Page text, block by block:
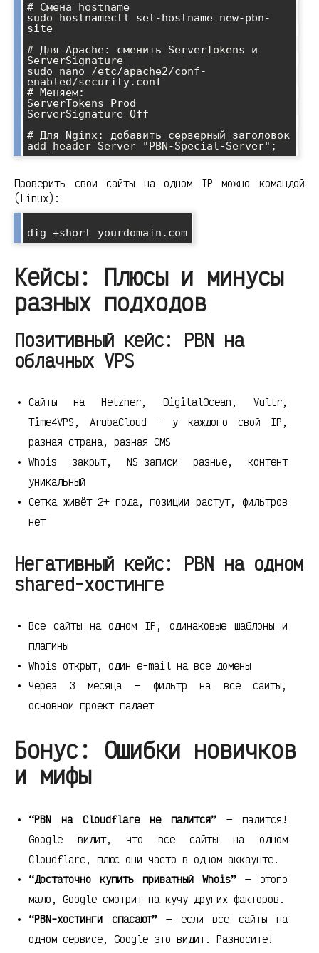
# Смена hostname
sudo hostnamectl set-hostname new-pbn-
site
# Для Apache: сменить ServerTokens и
ServerSignature
sudo nano /etc/apache2/conf-
enabled/security.conf
# Меняем:
ServerTokens Prod
ServerSignature Off
# Для Nginx: добавить серверный заголовок
Проверить свои сайты на одном IP можно командой
(Linux):
Кейсы: Плюсы и минусы
разных подходов
Позитивный кейс: PBN на
облачных VPS
Сайты на Hetzner, DigitalOcean, Vultr,
Time4VPS, ArubaCloud — у каждого свой IP,
разная страна, разная CMS
Whois закрыт, NS-записи разные, контент
уникальный
Сетка живёт 2+ года, позиции растут, фильтров
нет
Негативный кейс: PBN на одном
shared-хостинге
Все сайты на одном IP, одинаковые шаблоны и
плагины
Whois открыт, один e-mail на все домены
Через 3 месяца — фильтр на все сайты,
основной проект падает
Бонус: Ошибки новичков
и мифы
“PBN на Cloudflare не палится”— палится!
Google видит, что все сайты на одном
Cloudflare, плюс они часто в одном аккаунте.
“Достаточно купить приватный Whois”— этого
мало, Google смотрит на кучу других факторов.
“PBN-хостинги спасают”— если все сайты на
одном сервисе, Google это видит. Разносите!